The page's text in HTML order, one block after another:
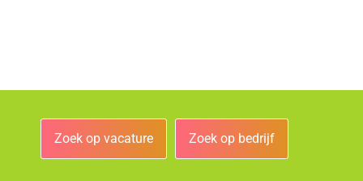
Zoek op vacature Zoek op bedrijf